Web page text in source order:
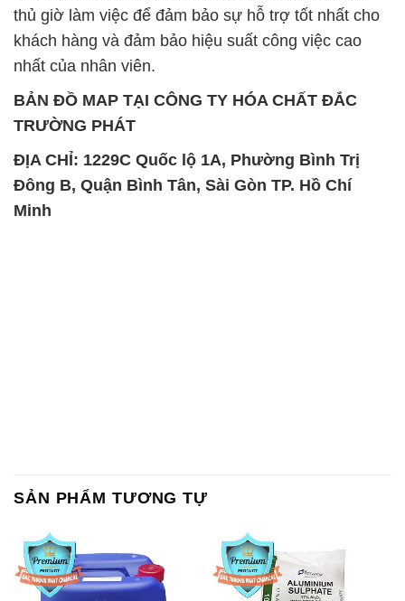
thủ giờ làm việc để đảm bảo sự hỗ trợ tốt nhất cho
khách hàng và đảm bảo hiệu suất công việc cao
nhất của nhân viên.
BẢN ĐỒ MAP TẠI CÔNG TY HÓA CHẤT ĐẮC
TRƯỜNG PHÁT
ĐỊA CHỈ: 1229C Quốc lộ 1A, Phường Bình Trị
Đông B, Quận Bình Tân, Sài Gòn TP. Hồ Chí
Minh
SẢN PHẨM TƯƠNG TỰ